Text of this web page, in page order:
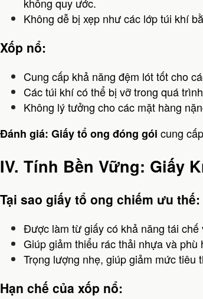
Không dễ bị xẹp như các lớp túi khí
Xốp nổ:
Cung cấp khả năng đệm lót tốt cho
Các túi khí có thể bị vỡ trong quá
Không lý tưởng cho các mặt hàng
Đánh giá: Giấy tổ ong đóng gói cung
IV. Tính Bền Vững: Giấy
Tại sao giấy tổ ong chiếm ưu thế:
Được làm từ giấy có khả năng tái chế
Giúp giảm thiểu rác thải nhựa và
Trọng lượng nhẹ, giúp giảm mức tiêu
Hạn chế của xốp nổ: